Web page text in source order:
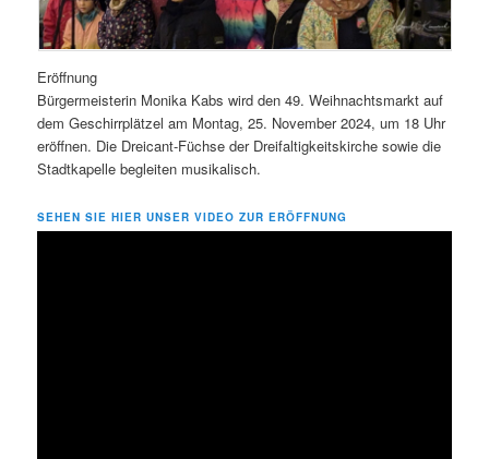
Eröffnung
Bürgermeisterin Monika Kabs wird den 49. Weihnachtsmarkt auf
dem Geschirrplätzel am Montag, 25. November 2024, um 18 Uhr
eröffnen. Die Dreicant-Füchse der Dreifaltigkeitskirche sowie die
Stadtkapelle begleiten musikalisch.
SEHEN SIE HIER UNSER VIDEO ZUR ERÖFFNUNG